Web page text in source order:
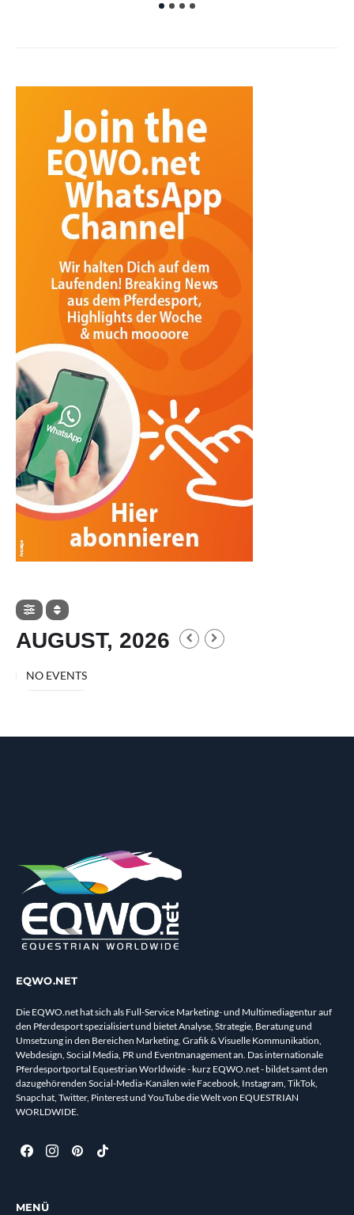
AUGUST, 2026
NO EVENTS
EQWO.NET
Die EQWO.net hat sich als Full-Service Marketing- und Multimediagentur auf
den Pferdesport spezialisiert und bietet Analyse, Strategie, Beratung und
Umsetzung in den Bereichen Marketing, Grafik & Visuelle Kommunikation,
Webdesign, Social Media, PR und Eventmanagement an. Das internationale
Pferdesportportal Equestrian Worldwide - kurz EQWO.net - bildet samt den
dazugehörenden Social-Media-Kanälen wie Facebook, Instagram, TikTok,
Snapchat, Twitter, Pinterest und YouTube die Welt von EQUESTRIAN
WORLDWIDE.
MENÜ